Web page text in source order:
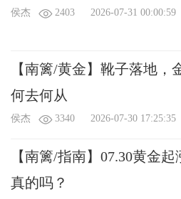
X 我要给“侯杰”送鲜花
您将赠送 （朵）
（1鲜花 = 0.1人民币=1金币）
附言：（不超过 100字）
侯杰 2403 2026-07-31 00:00:59
【南篱/黄金】靴子落地，
何去何从
侯杰 3340 2026-07-30 17:25:35
【南篱/指南】07.30黄金起
真的吗？